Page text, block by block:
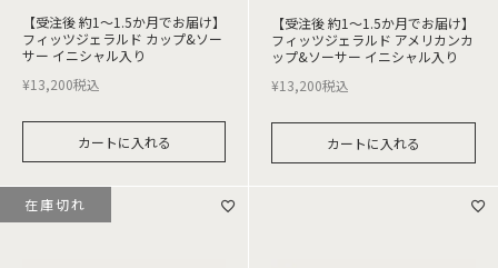
【受注後 約1～1.5か月でお届け】
フィッツジェラルド カップ&ソー
サー イニシャル入り
¥13,200税込
カートに入れる
【受注後 約1～1.5か月でお届け】
フィッツジェラルド アメリカンカ
ップ&ソーサー イニシャル入り
¥13,200税込
カートに入れる
在庫切れ